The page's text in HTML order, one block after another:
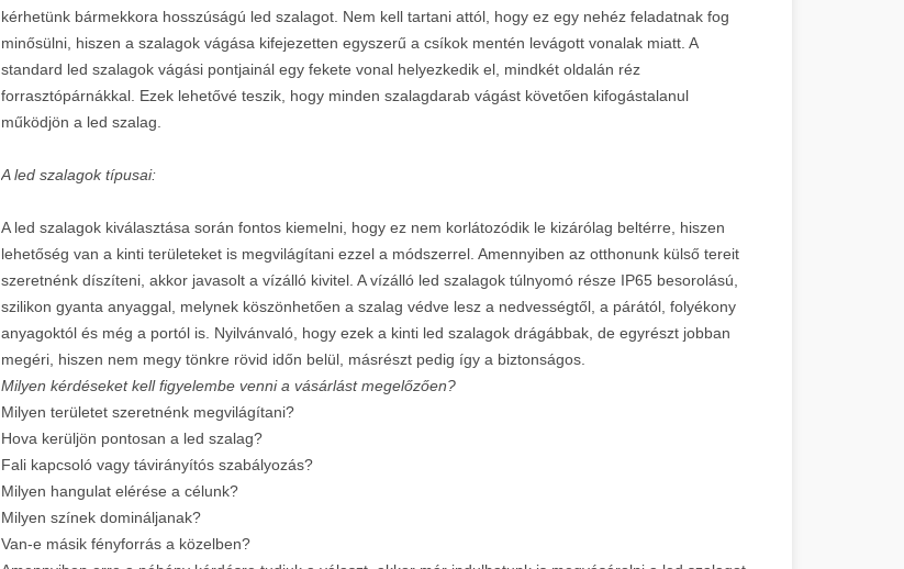
kérhetünk bármekkora hosszúságú led szalagot. Nem kell tartani attól, hogy ez egy nehéz feladatnak fog
minősülni, hiszen a szalagok vágása kifejezetten egyszerű a csíkok mentén levágott vonalak miatt. A
standard led szalagok vágási pontjainál egy fekete vonal helyezkedik el, mindkét oldalán réz
forrasztópárnákkal. Ezek lehetővé teszik, hogy minden szalagdarab vágást követően kifogástalanul
működjön a led szalag.
A led szalagok típusai:
A led szalagok kiválasztása során fontos kiemelni, hogy ez nem korlátozódik le kizárólag beltérre, hiszen
lehetőség van a kinti területeket is megvilágítani ezzel a módszerrel. Amennyiben az otthonunk külső tereit
szeretnénk díszíteni, akkor javasolt a vízálló kivitel. A vízálló led szalagok túlnyomó része IP65 besorolású,
szilikon gyanta anyaggal, melynek köszönhetően a szalag védve lesz a nedvességtől, a párától, folyékony
anyagoktól és még a portól is. Nyilvánvaló, hogy ezek a kinti led szalagok drágábbak, de egyrészt jobban
megéri, hiszen nem megy tönkre rövid időn belül, másrészt pedig így a biztonságos.
Milyen kérdéseket kell figyelembe venni a vásárlást megelőzően?
Milyen területet szeretnénk megvilágítani?
Hova kerüljön pontosan a led szalag?
Fali kapcsoló vagy távirányítós szabályozás?
Milyen hangulat elérése a célunk?
Milyen színek domináljanak?
Van-e másik fényforrás a közelben?